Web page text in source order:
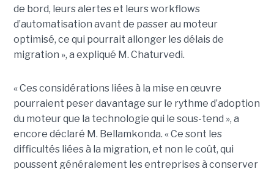
de bord, leurs alertes et leurs workflows
d’automatisation avant de passer au moteur
optimisé, ce qui pourrait allonger les délais de
migration », a expliqué M. Chaturvedi.
« Ces considérations liées à la mise en œuvre
pourraient peser davantage sur le rythme d’adoption
du moteur que la technologie qui le sous-tend », a
encore déclaré M. Bellamkonda. « Ce sont les
difficultés liées à la migration, et non le coût, qui
poussent généralement les entreprises à conserver